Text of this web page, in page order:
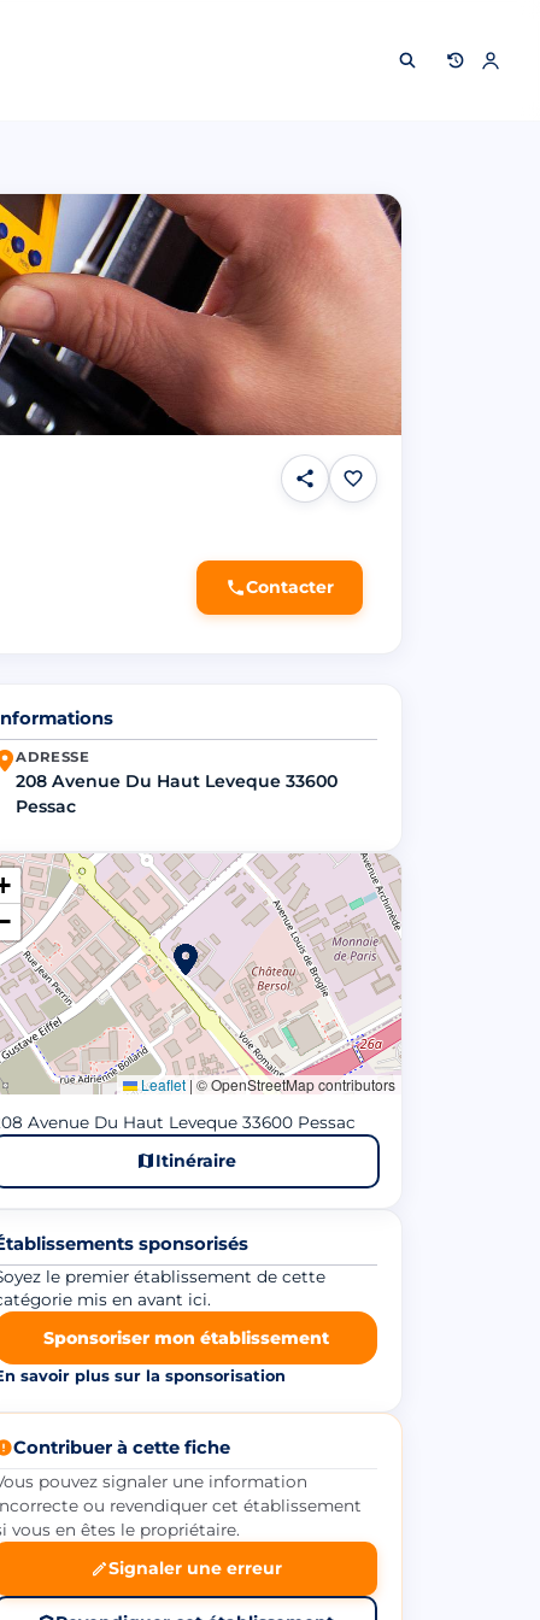
Contacter
ADRESSE
208 Avenue Du Haut Leveque 33600
Pessac
Leaflet | © OpenStreetMap contributors
Avenue Du Haut Leveque 33600 Pessac
Itinéraire
sponsorisés
le premier établissement de cette
mis en avant ici.
Sponsoriser mon établissement
savoir plus sur la sponsorisation
Contribuer à cette fiche
pouvez signaler une information
ou revendiquer cet établissement
vous en êtes le propriétaire.
Signaler une erreur